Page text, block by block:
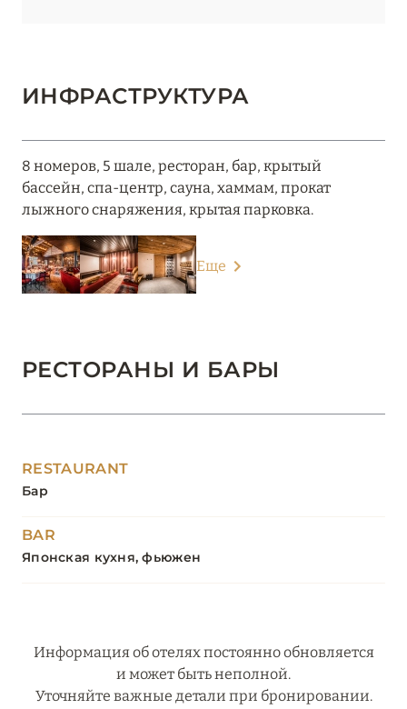
ИНФРАСТРУКТУРА
8 номеров, 5 шале, ресторан, бар, крытый
бассейн, спа-центр, сауна, хаммам, прокат
лыжного снаряжения, крытая парковка.
Еще
РЕСТОРАНЫ И БАРЫ
RESTAURANT
Бар
BAR
Японская кухня, фьюжен
Информация об отелях постоянно обновляется
и может быть неполной.
Уточняйте важные детали при бронировании.